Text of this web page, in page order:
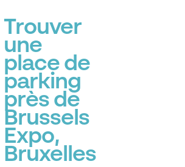
Trouver
une
place de
parking
près de
Brussels
Expo,
Bruxelles